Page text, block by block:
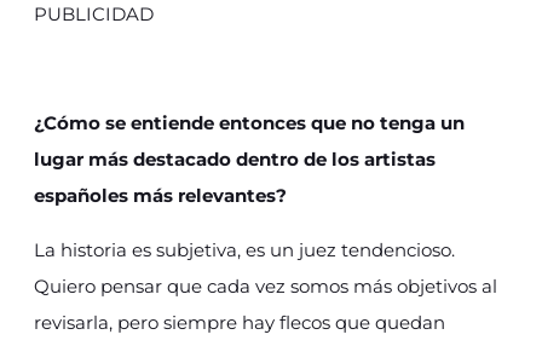
PUBLICIDAD
¿Cómo se entiende entonces que no tenga un
lugar más destacado dentro de los artistas
españoles más relevantes?
La historia es subjetiva, es un juez tendencioso.
Quiero pensar que cada vez somos más objetivos al
revisarla, pero siempre hay flecos que quedan